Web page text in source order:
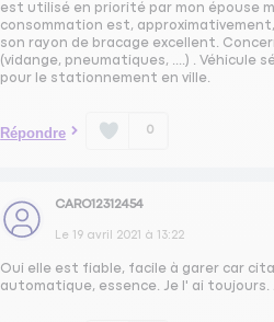
est utilisé en priorité par mon épouse
consommation est,
son rayon de bracage excellent.
(vidange, pneumatiques, ....) .
pour le stationnement en ville.
Répondre 0
CARO12312454
Le 19 avril 2021 à 13:22
Oui elle est fiable, facile à garer car
automatique, essence. Je l' ai